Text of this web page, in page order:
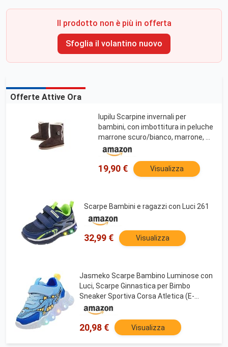
Il prodotto non è più in offerta
Sfoglia il volantino nuovo
Offerte Attive Ora
lupilu Scarpine invernali per
bambini, con imbottitura in peluche
marrone scuro/bianco, marrone, 31
EU
19,90 € Visualizza
Scarpe Bambini e ragazzi con Luci 261
32,99 € Visualizza
Jasmeko Scarpe Bambino Luminose con
Luci, Scarpe Ginnastica per Bimbo
Sneaker Sportiva Corsa Atletica (E-
Blue,26)
20,98 € Visualizza